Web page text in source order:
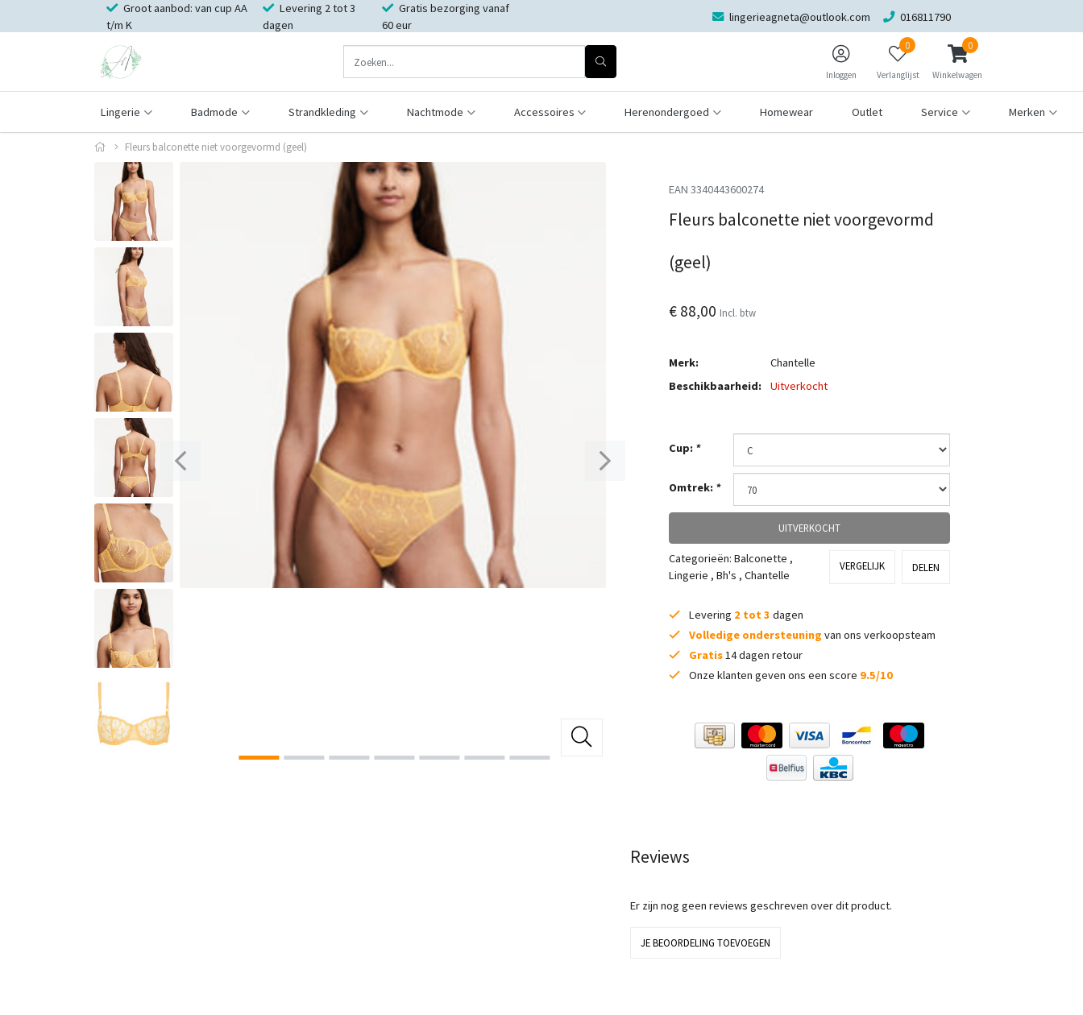
Groot aanbod: van cup AA
t/m K
Levering 2 tot 3
dagen
Gratis bezorging vanaf
60 eur
lingerieagneta@outlook.com 016811790
Inloggen
0
Verlanglijst
0
Winkelwagen
Lingerie Badmode Strandkleding Nachtmode Accessoires Herenondergoed Homewear Outlet Service Merken
Fleurs balconette niet voorgevormd (geel)
EAN 3340443600274
Fleurs balconette niet voorgevormd
(geel)
€ 88,00 Incl. btw
Merk:
Chantelle
Beschikbaarheid:
Uitverkocht
Cup: *
Omtrek: *
UITVERKOCHT
Categorieën: Balconette ,
Lingerie , Bh's , Chantelle
VERGELIJK DELEN
Levering 2 tot 3 dagen
Volledige ondersteuning van ons verkoopsteam
Gratis14 dagen retour
Onze klanten geven ons een score 9.5/10
Reviews
Er zijn nog geen reviews geschreven over dit product.
JE BEOORDELING TOEVOEGEN